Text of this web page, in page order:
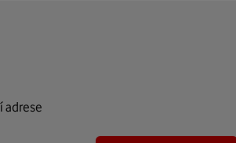
adrese